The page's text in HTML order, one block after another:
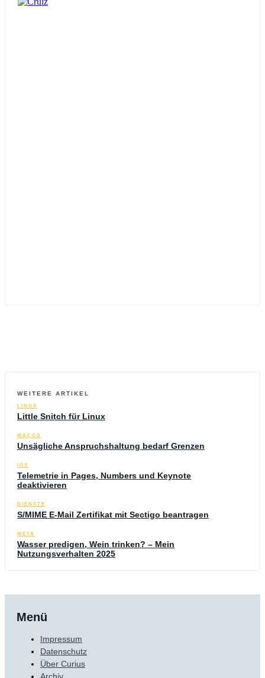
WEITERE ARTIKEL
LINUX
Little Snitch für Linux
MACOS
Unsägliche Anspruchshaltung bedarf Grenzen
IOS
Telemetrie in Pages, Numbers und Keynote
deaktivieren
DIENSTE
S/MIME E-Mail Zertifikat mit Sectigo beantragen
META
Wasser predigen, Wein trinken? – Mein
Nutzungsverhalten 2025
Menü
Impressum
Datenschutz
Über Curius